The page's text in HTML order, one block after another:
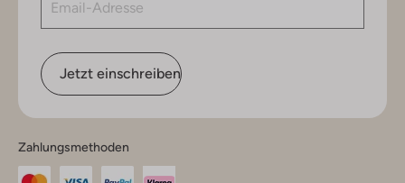
Jetzt einschreiben
Zahlungsmethoden